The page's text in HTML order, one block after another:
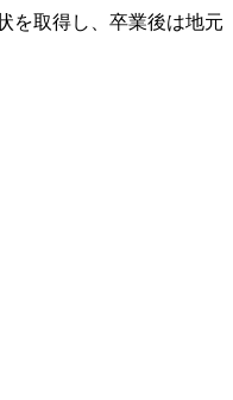
を取得し、卒業後は地元